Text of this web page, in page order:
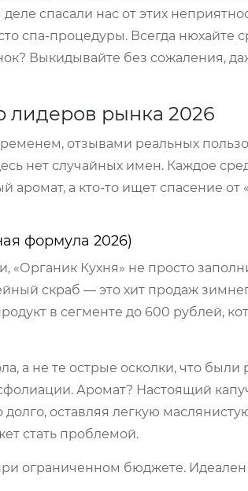
спасали нас от этих
спа-процедуры. Всегда нюхайте
Выкидывайте без сожаления,
лидеров рынка 2026
отзывами реальных
нет случайных имен. Каждое
а кто-то ищет спасение от
формула 2026)
Кухня» не просто
скраб — это хит продаж
в сегменте до 600 рублей,
а не те острые осколки, что
Аромат? Настоящий
оставляя легкую
стать проблемой.
ограниченном бюджете. Идеален